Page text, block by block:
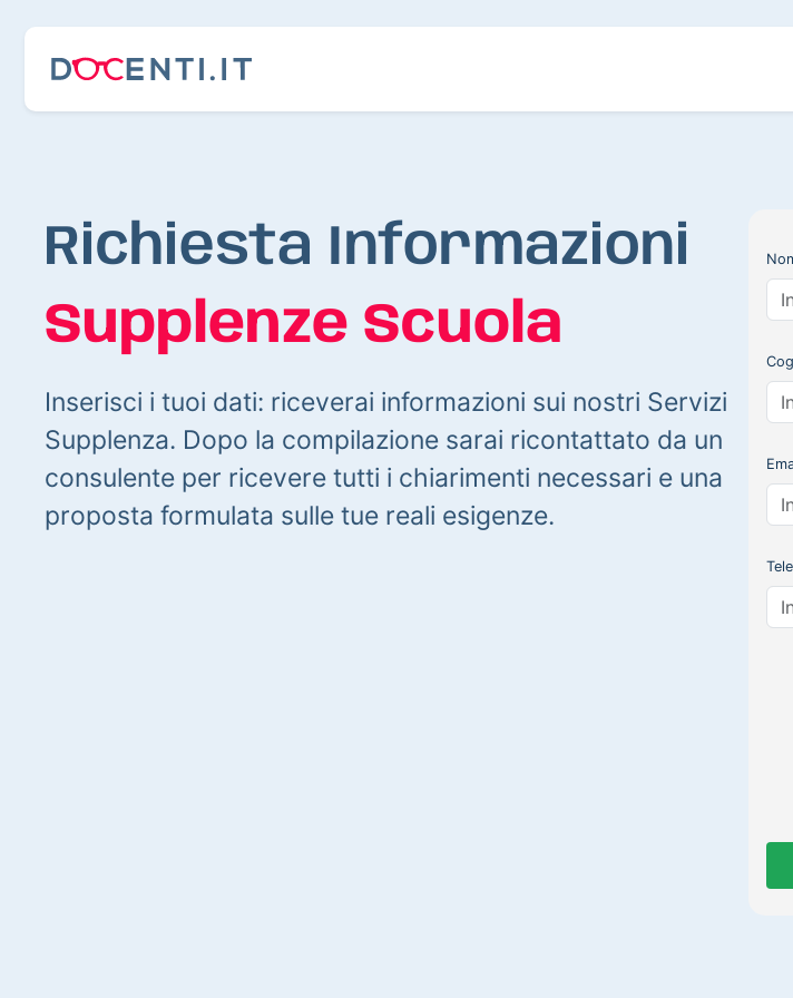
Richiesta Informazioni
Supplenze Scuola
Inserisci i tuoi dati: riceverai informazioni sui nostri Servizi
Supplenza. Dopo la compilazione sarai ricontattato da un
consulente per ricevere tutti i chiarimenti necessari e una
proposta formulata sulle tue reali esigenze.